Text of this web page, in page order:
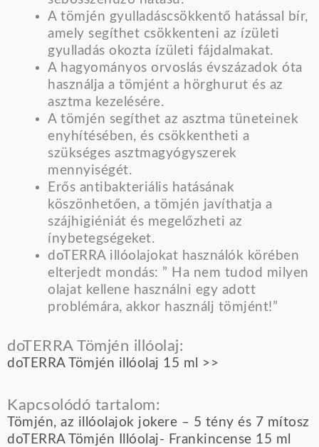
A tömjén gyulladáscsökkentő hatással bír,
amely segíthet csökkenteni az ízületi
gyulladás okozta ízületi fájdalmakat.
A hagyományos orvoslás évszázadok óta
használja a tömjént a hörghurut és az
asztma kezelésére.
A tömjén segíthet az asztma tüneteinek
enyhítésében, és csökkentheti a
szükséges asztmagyógyszerek
mennyiségét.
Erős antibakteriális hatásának
köszönhetően, a tömjén javíthatja a
szájhigiéniát és megelőzheti az
ínybetegségeket.
doTERRA illóolajokat használók körében
elterjedt mondás: ” Ha nem tudod milyen
olajat kellene használni egy adott
problémára, akkor használj tömjént!”
doTERRA Tömjén illóolaj:
doTERRA Tömjén illóolaj 15 ml >>
Kapcsolódó tartalom:
Tömjén, az illóolajok jokere – 5 tény és 7 mítosz
doTERRA Tömjén Illóolaj- Frankincense 15 ml